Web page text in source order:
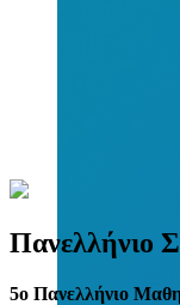
Πανελλήνιο
5o Πανελλήνιο